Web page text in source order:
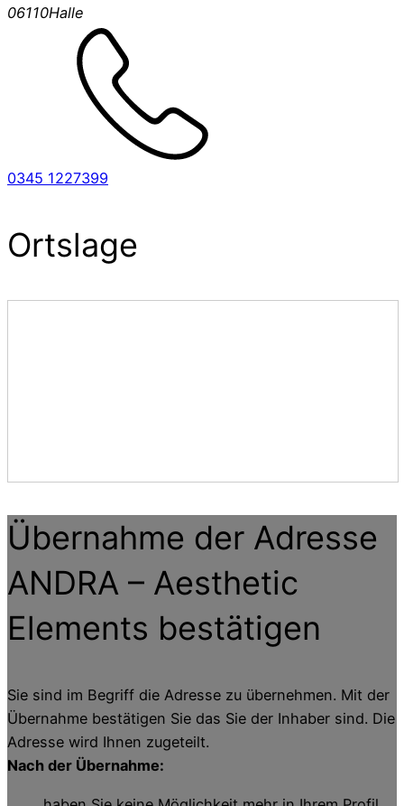
06110Halle
0345 1227399
Ortslage
Übernahme der Adresse
ANDRA – Aesthetic
Elements bestätigen
Sie sind im Begriff die Adresse zu übernehmen. Mit der
Übernahme bestätigen Sie das Sie der Inhaber sind. Die
Adresse wird Ihnen zugeteilt.
Nach der Übernahme: